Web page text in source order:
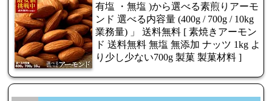
有塩 ・無塩 )から選べる素煎りアーモ
ンド 選べる内容量 (400g / 700g / 10kg
業務量) 」 送料無料 [ 素焼きアーモン
ド 送料無料 無塩 無添加 ナッツ 1kg よ
り少し少ない700g 製菓 製菓材料 ]